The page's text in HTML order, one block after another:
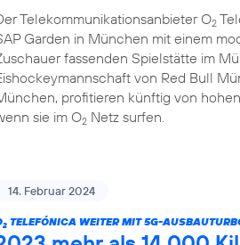
Telekommunikationsanbieter O2
Garden in München mit einem
fassenden Spielstätte im
von Red Bull
profitieren künftig von
sie im O2 Netz surfen.
14. Februar 2024
2 TELEFÓNICA WEITER MIT 5G-